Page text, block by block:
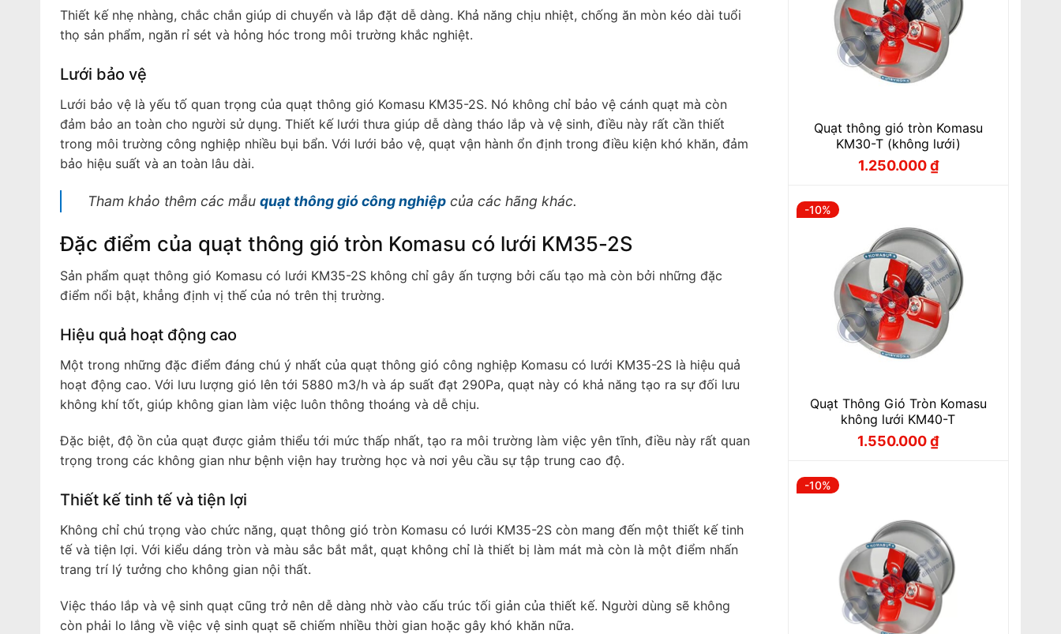
Thiết kế nhẹ nhàng, chắc chắn giúp di chuyển và lắp đặt dễ dàng. Khả năng chịu nhiệt, chống ăn mòn kéo dài tuổi
thọ sản phẩm, ngăn rỉ sét và hỏng hóc trong môi trường khắc nghiệt.
Lưới bảo vệ
Lưới bảo vệ là yếu tố quan trọng của quạt thông gió Komasu KM35-2S. Nó không chỉ bảo vệ cánh quạt mà còn
đảm bảo an toàn cho người sử dụng. Thiết kế lưới thưa giúp dễ dàng tháo lắp và vệ sinh, điều này rất cần thiết
trong môi trường công nghiệp nhiều bụi bẩn. Với lưới bảo vệ, quạt vận hành ổn định trong điều kiện khó khăn, đảm
bảo hiệu suất và an toàn lâu dài.
Tham khảo thêm các mẫu quạt thông gió công nghiệpcủa các hãng khác.
Đặc điểm của quạt thông gió tròn Komasu có lưới KM35-2S
Sản phẩm quạt thông gió Komasu có lưới KM35-2S không chỉ gây ấn tượng bởi cấu tạo mà còn bởi những đặc
điểm nổi bật, khẳng định vị thế của nó trên thị trường.
Hiệu quả hoạt động cao
Một trong những đặc điểm đáng chú ý nhất của quạt thông gió công nghiệp Komasu có lưới KM35-2S là hiệu quả
hoạt động cao. Với lưu lượng gió lên tới 5880 m3/h và áp suất đạt 290Pa, quạt này có khả năng tạo ra sự đối lưu
không khí tốt, giúp không gian làm việc luôn thông thoáng và dễ chịu.
Đặc biệt, độ ồn của quạt được giảm thiểu tới mức thấp nhất, tạo ra môi trường làm việc yên tĩnh, điều này rất quan
trọng trong các không gian như bệnh viện hay trường học và nơi yêu cầu sự tập trung cao độ.
Thiết kế tinh tế và tiện lợi
Không chỉ chú trọng vào chức năng, quạt thông gió tròn Komasu có lưới KM35-2S còn mang đến một thiết kế tinh
tế và tiện lợi. Với kiểu dáng tròn và màu sắc bắt mắt, quạt không chỉ là thiết bị làm mát mà còn là một điểm nhấn
trang trí lý tưởng cho không gian nội thất.
Việc tháo lắp và vệ sinh quạt cũng trở nên dễ dàng nhờ vào cấu trúc tối giản của thiết kế. Người dùng sẽ không
còn phải lo lắng về việc vệ sinh quạt sẽ chiếm nhiều thời gian hoặc gây khó khăn nữa.
Quạt thông gió tròn Komasu
KM30-T (không lưới)
Giá
1.250.000₫
Giá
-10%
Quạt Thông Gió Tròn Komasu
không lưới KM40-T
Giá
1.550.000₫
Giá
-10%